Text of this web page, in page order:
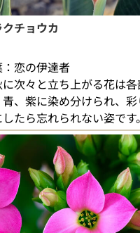
チョウカ
恋の伊達者
次々と立ち上がる花は
青、紫に染め分けられ、
たら忘れられない姿です。